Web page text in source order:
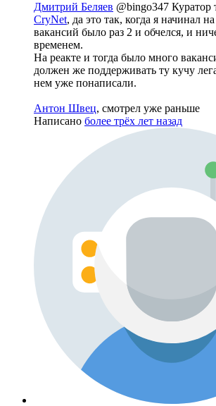
Дмитрий Беляев @bingo347 Куратор
CryNet, да это так, когда я начинал
вакансий было раз 2 и обчелся, и
временем.
На реакте и тогда было много
должен же поддерживать ту кучу
нем уже понаписали.
Антон Швец, смотрел уже раньше
Написано более трёх лет назад